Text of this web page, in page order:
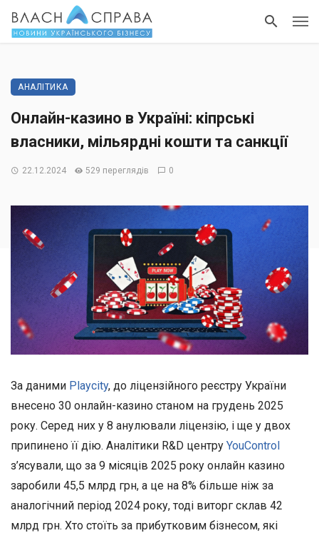
АНАЛІТИКА
Онлайн-казино в Україні: кіпрські
власники, мільярдні кошти та санкції
22.12.2024 529 переглядів 0
За даними Playcity, до ліцензійного реєстру України
внесено 30 онлайн-казино станом на грудень 2025
року. Серед них у 8 анулювали ліцензію, і ще у двох
припинено її дію. Аналітики R&D центру YouControl
з’ясували, що за 9 місяців 2025 року онлайн казино
заробили 45,5 млрд грн, а це на 8% більше ніж за
аналогічний період 2024 року, тоді виторг склав 42
млрд грн. Хто стоїть за прибутковим бізнесом, які